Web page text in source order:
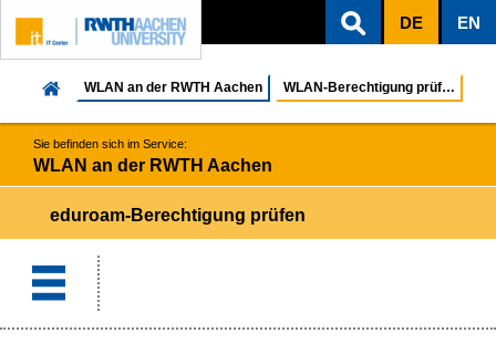
ZUM INHALTSBEREICH
ZUR HAUPTNAVIGATION
ZUR SUCHE
DE EN
WLAN an der RWTH Aachen WLAN-Berechtigung prüfen
Sie befinden sich im Service:
WLAN an der RWTH Aachen
eduroam-Berechtigung prüfen